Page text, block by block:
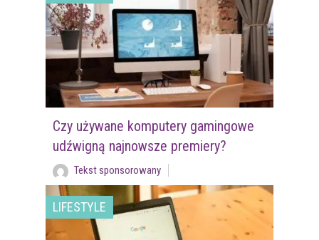
Czy używane komputery gamingowe
udźwigną najnowsze premiery?
Tekst sponsorowany
LIFESTYLE